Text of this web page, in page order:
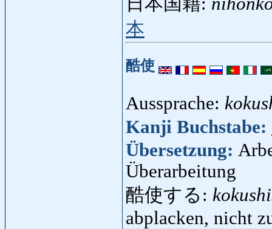
本
酷使
Aussprache:
Kanji Buchstabe:
Übersetzung:
Überarbeitung
酷使する:
abplacken, nicht